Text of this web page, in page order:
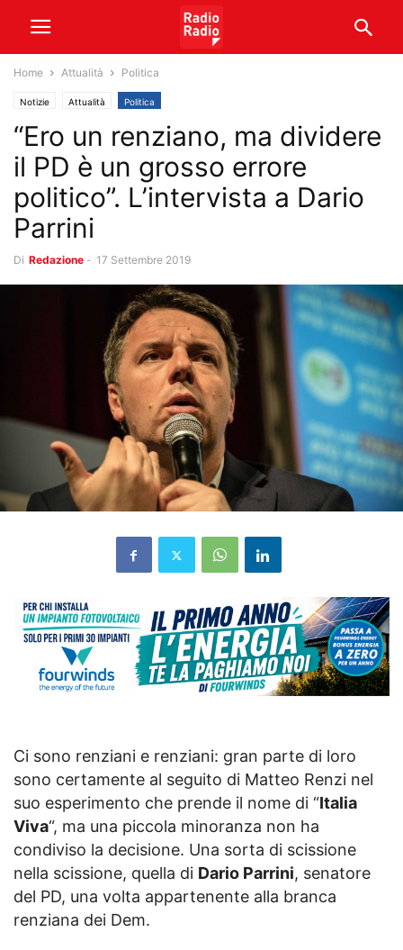
Home Attualità Politica
Notizie Attualità Politica
“Ero un renziano, ma dividere
il PD è un grosso errore
politico”. L’intervista a Dario
Parrini
Di Redazione - 17 Settembre 2019
Ci sono renziani e renziani: gran parte di loro
sono certamente al seguito di Matteo Renzi nel
suo esperimento che prende il nome di “Italia
Viva“, ma una piccola minoranza non ha
condiviso la decisione. Una sorta di scissione
nella scissione, quella di Dario Parrini, senatore
del PD, una volta appartenente alla branca
renziana dei Dem.